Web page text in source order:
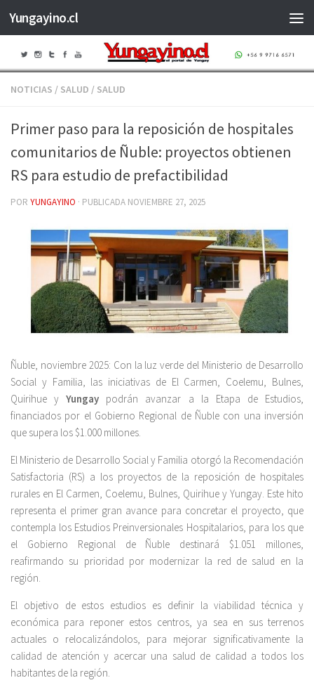
Saltar al contenido
Yungayino.cl
NOTICIAS / SALUD / SALUD
Primer paso para la reposición de hospitales
comunitarios de Ñuble: proyectos obtienen
RS para estudio de prefactibilidad
POR YUNGAYINO · PUBLICADA NOVIEMBRE 27, 2025
Ñuble, noviembre 2025: Con la luz verde del Ministerio de Desarrollo
Social y Familia, las iniciativas de El Carmen, Coelemu, Bulnes,
Quirihue yYungay podrán avanzar a la Etapa de Estudios,
financiados por el Gobierno Regional de Ñuble con una inversión
que supera los $1.000 millones.
El Ministerio de Desarrollo Social y Familia otorgó la Recomendación
Satisfactoria (RS) a los proyectos de la reposición de hospitales
rurales en El Carmen, Coelemu, Bulnes, Quirihue y Yungay. Este hito
representa el primer gran avance para concretar el proyecto, que
contempla los Estudios Preinversionales Hospitalarios, para los que
el Gobierno Regional de Ñuble destinará $1.051 millones,
reafirmando su prioridad por modernizar la red de salud en la
región.
El objetivo de estos estudios es definir la viabilidad técnica y
económica para reponer estos centros, ya sea en sus terrenos
actuales o relocalizándolos, para mejorar significativamente la
calidad de atención y acercar una salud de calidad a todos los
habitantes de la región.